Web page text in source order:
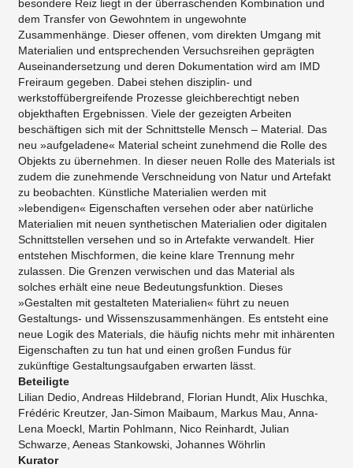
besondere Reiz liegt in der überraschenden Kombination und
dem Transfer von Gewohntem in ungewohnte
Zusammenhänge. Dieser offenen, vom direkten Umgang mit
Materialien und entsprechenden Versuchsreihen geprägten
Auseinandersetzung und deren Dokumentation wird am IMD
Freiraum gegeben. Dabei stehen disziplin- und
werkstoffübergreifende Prozesse gleichberechtigt neben
objekthaften Ergebnissen. Viele der gezeigten Arbeiten
beschäftigen sich mit der Schnittstelle Mensch – Material. Das
neu »aufgeladene« Material scheint zunehmend die Rolle des
Objekts zu übernehmen. In dieser neuen Rolle des Materials ist
zudem die zunehmende Verschneidung von Natur und Artefakt
zu beobachten. Künstliche Materialien werden mit
»lebendigen« Eigenschaften versehen oder aber natürliche
Materialien mit neuen synthetischen Materialien oder digitalen
Schnittstellen versehen und so in Artefakte verwandelt. Hier
entstehen Mischformen, die keine klare Trennung mehr
zulassen. Die Grenzen verwischen und das Material als
solches erhält eine neue Bedeutungsfunktion. Dieses
»Gestalten mit gestalteten Materialien« führt zu neuen
Gestaltungs- und Wissenszusammenhängen. Es entsteht eine
neue Logik des Materials, die häufig nichts mehr mit inhärenten
Eigenschaften zu tun hat und einen großen Fundus für
zukünftige Gestaltungsaufgaben erwarten lässt.
Beteiligte
Lilian Dedio, Andreas Hildebrand, Florian Hundt, Alix Huschka,
Frédéric Kreutzer, Jan-Simon Maibaum, Markus Mau, Anna-
Lena Moeckl, Martin Pohlmann, Nico Reinhardt, Julian
Schwarze, Aeneas Stankowski, Johannes Wöhrlin
Kurator